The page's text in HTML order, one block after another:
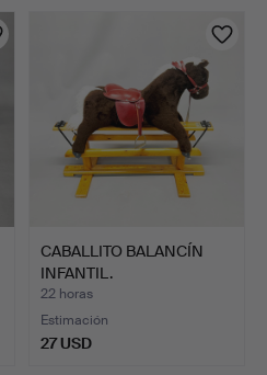
CABALLITO BALANCÍN
INFANTIL.
22 horas
Estimación
27 USD